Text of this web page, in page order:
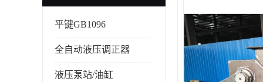
平键GB1096
全自动液压调正器
液压泵站/油缸